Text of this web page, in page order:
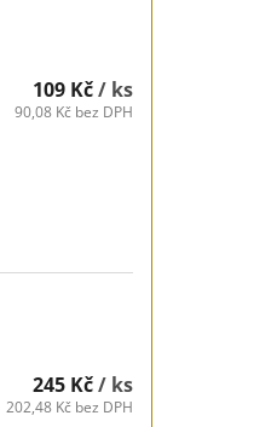
109 Kč/ ks
90,08 Kč bez DPH
245 Kč/ ks
202,48 Kč bez DPH